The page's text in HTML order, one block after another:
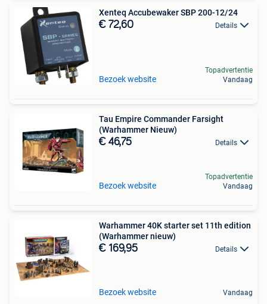
Xenteq Accubewaker SBP 200-12/24
€ 72,60 Details
Bezoek website
Topadvertentie
Vandaag
Tau Empire Commander Farsight
(Warhammer Nieuw)
€ 46,75 Details
Bezoek website
Topadvertentie
Vandaag
Warhammer 40K starter set 11th edition
(Warhammer nieuw)
€ 169,95 Details
Bezoek website Vandaag